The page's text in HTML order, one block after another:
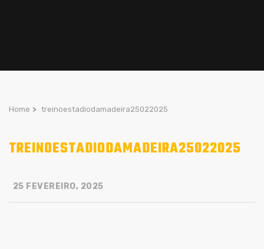
Home > treinoestadiodamadeira25022025
TREINOESTADIODAMADEIRA25022025
25 FEVEREIRO, 2025